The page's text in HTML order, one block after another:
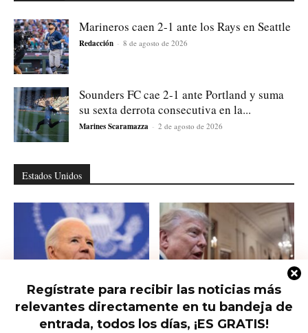
Regístrate para recibir las noticias más
relevantes directamente en tu bandeja de
entrada, todos los días, ¡ES GRATIS!
Marineros caen 2-1 ante los Rays en Seattle
Redacción - 8 de agosto de 2026
Sounders FC cae 2-1 ante Portland y suma
su sexta derrota consecutiva en la...
Marines Scaramazza - 2 de agosto de 2026
Estados Unidos
Hunter Biden habla del cáncer de
su padre que avanzó hasta...
Qué saber del nuevo intento de
Trump de limitar la ciudadanía...